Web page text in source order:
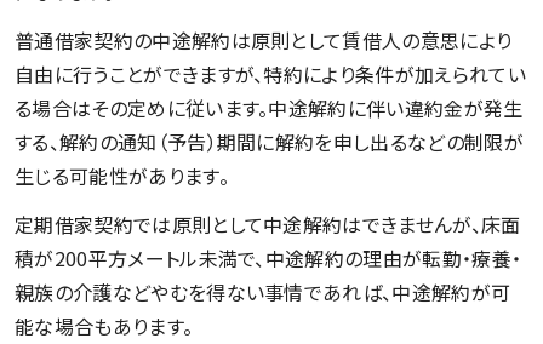
普通借家契約の中途解約は原則として賃借人の意思により
自由に行うことができますが、特約により条件が加えられてい
る場合はその定めに従います。中途解約に伴い違約金が発生
する、解約の通知（予告）期間に解約を申し出るなどの制限が
生じる可能性があります。
定期借家契約では原則として中途解約はできませんが、床面
積が200平方メートル未満で、中途解約の理由が転勤・療養・
親族の介護などやむを得ない事情であれば、中途解約が可
能な場合もあります。